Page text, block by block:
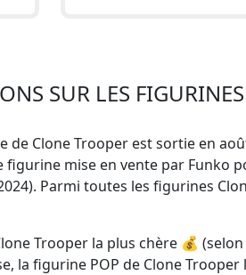
SUR LES
de Clone Trooper est sortie en
figurine mise en vente par Funko
Parmi toutes les figurines
Trooper la plus chère 💰
la figurine POP de Clone Trooper